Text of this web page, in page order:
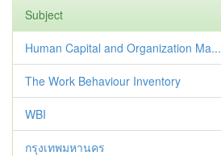
Subject
Human Capital and Organization Ma...
The Work Behaviour Inventory
WBI
กรุงเทพมหานคร